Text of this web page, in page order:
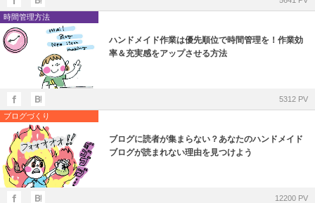
時間管理方法
ハンドメイド作業は優先順位で時間管理を！作業効
率＆充実感をアップさせる方法
5312 PV
ブログづくり
ブログに読者が集まらない？あなたのハンドメイド
ブログが読まれない理由を見つけよう
12200 PV